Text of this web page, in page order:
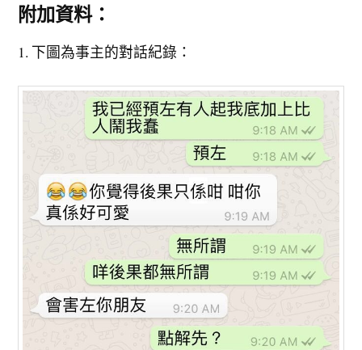
附加資料：
1. 下圖為事主的對話紀錄：